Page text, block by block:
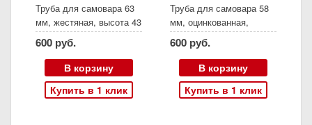
Труба для самовара 63
мм, жестяная, высота 43
см, колено 15 см
600 руб.
В корзину
Купить в 1 клик
Труба для самовара 58
мм, оцинкованная,
высота 47 см, колено 14
см
600 руб.
В корзину
Купить в 1 клик